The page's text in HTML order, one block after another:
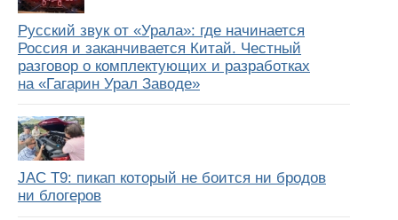
Русский звук от «Урала»: где начинается
Россия и заканчивается Китай. Честный
разговор о комплектующих и разработках
на «Гагарин Урал Заводе»
JAC T9: пикап который не боится ни бродов
ни блогеров